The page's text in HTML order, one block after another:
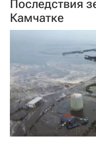
Последствия
Камчатке